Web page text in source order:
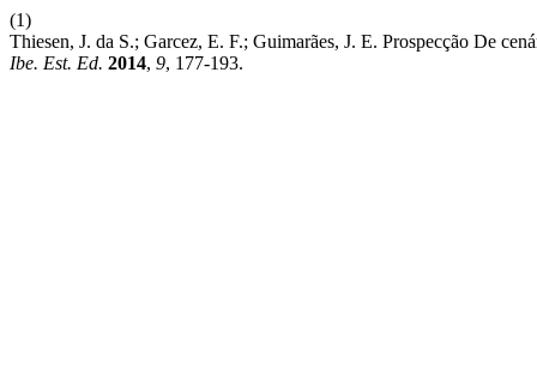
(1)
Thiesen, J. da S.; Garcez, E. F.; Guimarães, J. E. Prospecção De
Ibe. Est. Ed. 2014, 9, 177-193.